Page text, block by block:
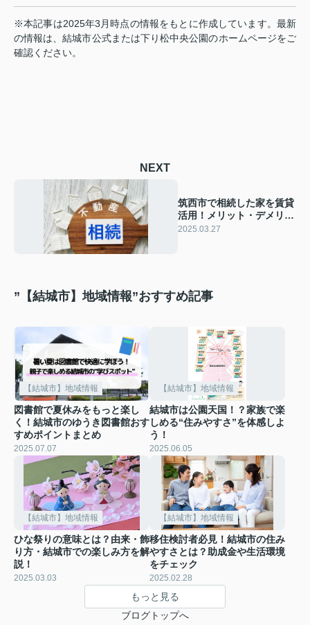
※本記事は2025年3月時点の情報をもとに作成しています。最新
の情報は、結城市公式または下り松中央公園のホームページをご
確認ください。
NEXT
筑西市で相続した家を賃貸
活用！メリット・デメリッ
トと成功のポイント
2025.03.27
”【結城市】地域情報”おすすめ記事
【結城市】地域情報
図書館で夏休みをもっと楽し
く！結城市のゆうき図書館おす
すめポイントまとめ
2025.07.07
【結城市】地域情報
結城市は公園天国！？家族で楽
しめる“住みやすさ”を体感しよ
う！
2025.06.05
【結城市】地域情報
ひな祭りの意味とは？由来・飾
り方・結城市での楽しみ方を解
説！
2025.03.03
【結城市】地域情報
移住検討者必見！結城市の住み
やすさとは？助成金や生活環境
をチェック
2025.02.28
もっと見る
ブログトップへ